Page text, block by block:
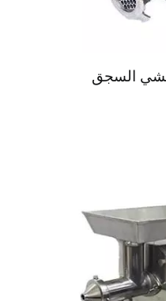
السجق